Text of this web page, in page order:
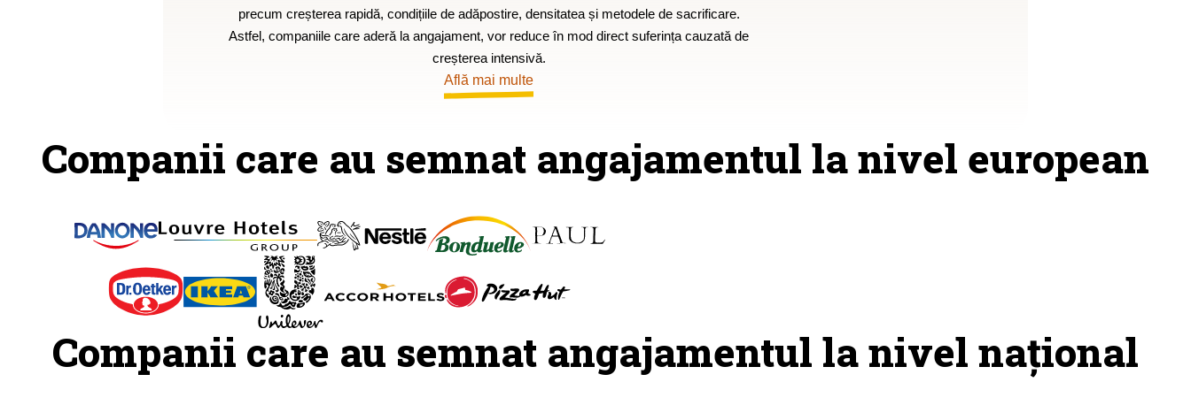
precum creșterea rapidă, condițiile de adăpostire, densitatea și metodele de sacrificare.
Astfel, companiile care aderă la angajament, vor reduce în mod direct suferința cauzată de
creșterea intensivă.
Află mai multe
Companii care au semnat angajamentul la nivel european
Companii care au semnat angajamentul la nivel național